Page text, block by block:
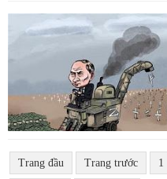
Trang đầu Trang trước 1